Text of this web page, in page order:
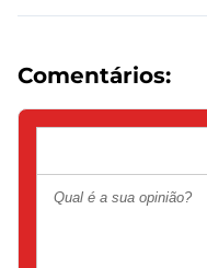
Comentários: